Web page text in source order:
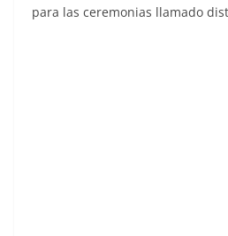
para las ceremonias llamado